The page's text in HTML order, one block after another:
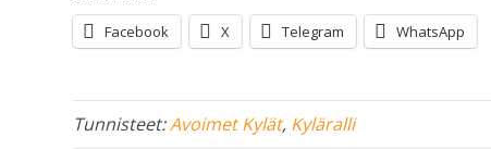
Facebook X Telegram WhatsApp
Tunnisteet:Avoimet Kylät, Kyläralli